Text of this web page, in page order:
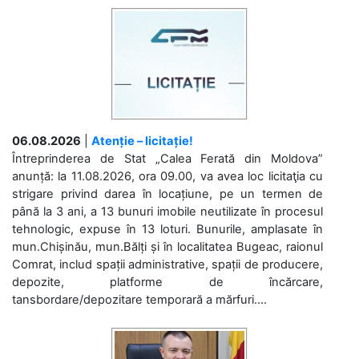
06.08.2026
Atenție – licitație!
Întreprinderea de Stat „Calea Ferată din Moldova”
anunță: la 11.08.2026, ora 09.00, va avea loc licitaţia cu
strigare privind darea în locațiune, pe un termen de
până la 3 ani, a 13 bunuri imobile neutilizate în procesul
tehnologic, expuse în 13 loturi. Bunurile, amplasate în
mun.Chișinău, mun.Bălți și în localitatea Bugeac, raionul
Comrat, includ spații administrative, spații de producere,
depozite, platforme de încărcare,
tansbordare/depozitare temporară a mărfuri....